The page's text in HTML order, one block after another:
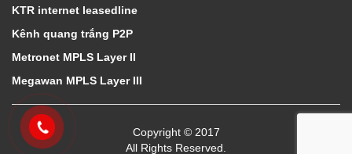
KTR internet leasedline
Kênh quang trắng P2P
Metronet MPLS Layer II
Megawan MPLS Layer III
Copyright © 2017
All Rights Reserved.